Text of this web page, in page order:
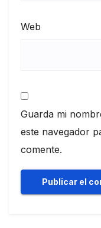
Web
Guarda mi
este navegador
comente.